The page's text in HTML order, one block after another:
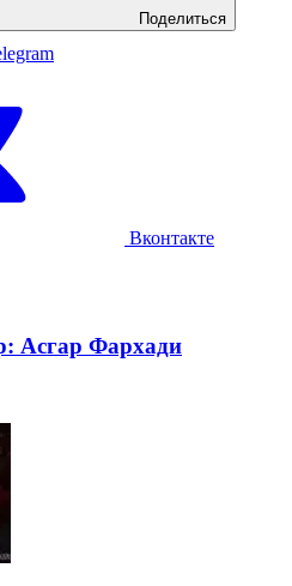
Поделиться
Вконтакте
Асгар Фархади